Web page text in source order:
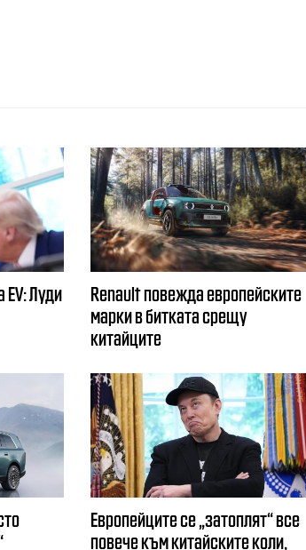
Луди
Renault повежда европейските
марки в битката срещу
китайците
Европейците се „затоплят“ все
повече към китайските коли,